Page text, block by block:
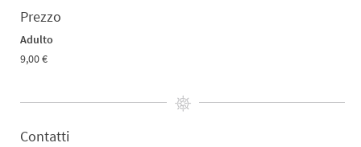
Prezzo
Adulto
9,00 €
Contatti